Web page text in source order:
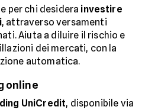
per chi desidera investire
, attraverso versamenti
Aiuta a diluire il rischio e
dei mercati, con la
automatica.
online
UniCredit, disponibile via